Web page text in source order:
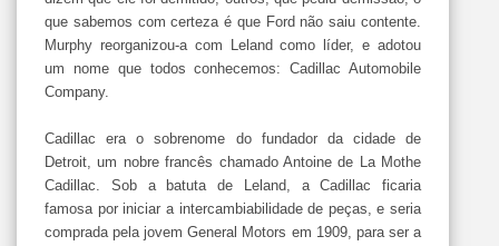
que sabemos com certeza é que Ford não saiu contente.
Murphy reorganizou-a com Leland como líder, e adotou
um nome que todos conhecemos: Cadillac Automobile
Company.
Cadillac era o sobrenome do fundador da cidade de
Detroit, um nobre francês chamado Antoine de La Mothe
Cadillac. Sob a batuta de Leland, a Cadillac ficaria
famosa por iniciar a intercambiabilidade de peças, e seria
comprada pela jovem General Motors em 1909, para ser a